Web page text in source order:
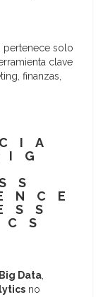
pertenece solo
clave
finanzas,
Big Data,
no